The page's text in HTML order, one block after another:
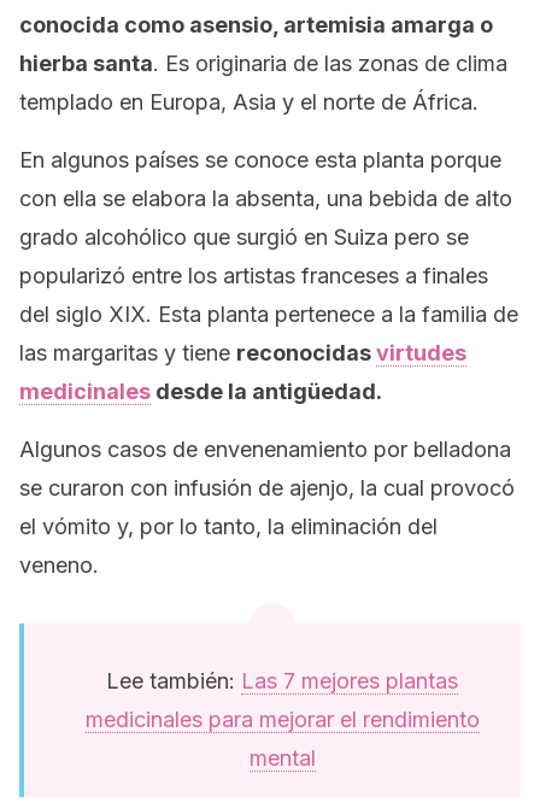
conocida como asensio, artemisia amarga o
hierba santa. Es originaria de las zonas de clima
templado en Europa, Asia y el norte de África.
En algunos países se conoce esta planta porque
con ella se elabora la absenta, una bebida de alto
grado alcohólico que surgió en Suiza pero se
popularizó entre los artistas franceses a finales
del siglo XIX. Esta planta pertenece a la familia de
las margaritas y tiene reconocidasvirtudes
medicinales desde la antigüedad.
Algunos casos de envenenamiento por belladona
se curaron con infusión de ajenjo, la cual provocó
el vómito y, por lo tanto, la eliminación del
veneno.
Lee también: Las 7 mejores plantas
medicinales para mejorar el rendimiento
mental